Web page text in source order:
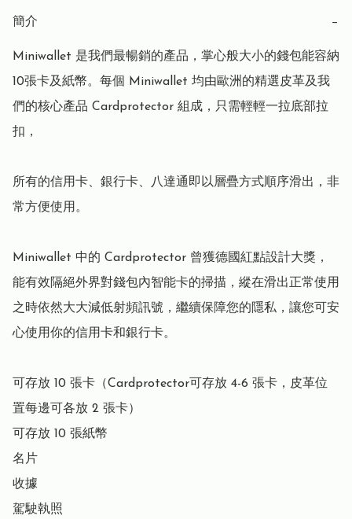
簡介 −
Miniwallet 是我們最暢銷的產品，掌心般大小的錢包能容納
10張卡及紙幣。每個 Miniwallet 均由歐洲的精選皮革及我
們的核心產品 Cardprotector 組成，只需輕輕一拉底部拉
扣，
所有的信用卡、銀行卡、八達通即以層疊方式順序滑出，非
常方便使用。
Miniwallet 中的 Cardprotector 曾獲德國紅點設計大獎，
能有效隔絕外界對錢包內智能卡的掃描，縱在滑出正常使用
之時依然大大減低射頻訊號，繼續保障您的隱私，讓您可安
心使用你的信用卡和銀行卡。
可存放 10 張卡（Cardprotector可存放 4-6 張卡，皮革位
置每邊可各放 2 張卡）
可存放 10 張紙幣
名片
收據
駕駛執照